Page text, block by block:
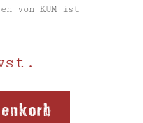
von KUM ist